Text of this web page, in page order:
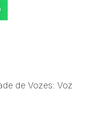
de Vozes: Voz